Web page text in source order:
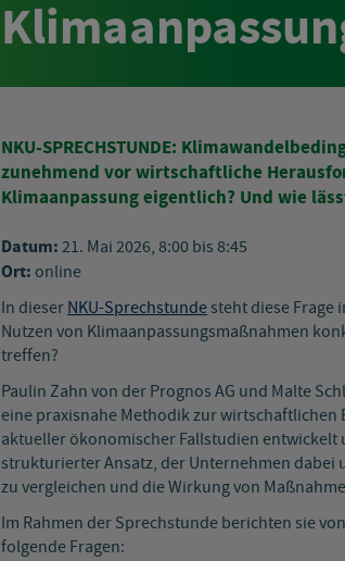
NKU-SPRECHSTUNDE:
zunehmend vor wirtschaftliche
Klimaanpassung eigentlich? Und wie
Datum:21. Mai 2026, 8:00 bis 8:45
Ort: online
In dieserNKU-Sprechstundesteht diese Frage
Nutzen von Klimaanpassungsmaßnahmen
treffen?
Paulin Zahn von der Prognos AG und Malte
eine praxisnahe Methodik zur wirtschaftlichen
aktueller ökonomischer Fallstudien
strukturierter Ansatz, der Unternehmen
zu vergleichen und die Wirkung von
Im Rahmen der Sprechstunde berichten sie
folgende Fragen: